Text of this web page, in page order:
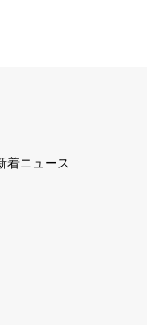
着ニュース